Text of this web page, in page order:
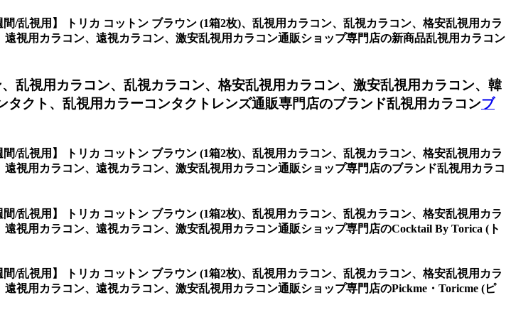
間/乱視用】 トリカ コットン ブラウン (1箱2枚)、乱視用カラコン、乱視カラコン、格安乱視用カラ
視用カラコン、遠視カラコン、激安乱視用カラコン通販ショップ専門店の新商品乱視用カラコン
乱視用カラコン、乱視カラコン、格安乱視用カラコン、激安乱視用カラコン、韓
クト、乱視用カラーコンタクトレンズ通販専門店のブランド乱視用カラコンブ
間/乱視用】 トリカ コットン ブラウン (1箱2枚)、乱視用カラコン、乱視カラコン、格安乱視用カラ
視用カラコン、遠視カラコン、激安乱視用カラコン通販ショップ専門店のブランド乱視用カラコ
間/乱視用】 トリカ コットン ブラウン (1箱2枚)、乱視用カラコン、乱視カラコン、格安乱視用カラ
視用カラコン、遠視カラコン、激安乱視用カラコン通販ショップ専門店のCocktail By Torica (ト
間/乱視用】 トリカ コットン ブラウン (1箱2枚)、乱視用カラコン、乱視カラコン、格安乱視用カラ
視用カラコン、遠視カラコン、激安乱視用カラコン通販ショップ専門店のPickme・Toricme (ピ